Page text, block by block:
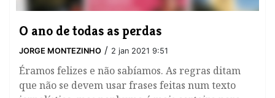
O ano de todas as perdas
JORGE MONTEZINHO / 2 jan 2021 9:51
Éramos felizes e não sabíamos. As regras ditam
que não se devem usar frases feitas num texto